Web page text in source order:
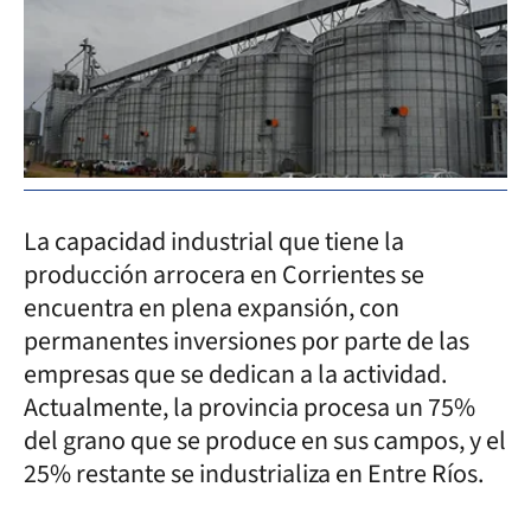
La capacidad industrial que tiene la
producción arrocera en Corrientes se
encuentra en plena expansión, con
permanentes inversiones por parte de las
empresas que se dedican a la actividad.
Actualmente, la provincia procesa un 75%
del grano que se produce en sus campos, y el
25% restante se industrializa en Entre Ríos.